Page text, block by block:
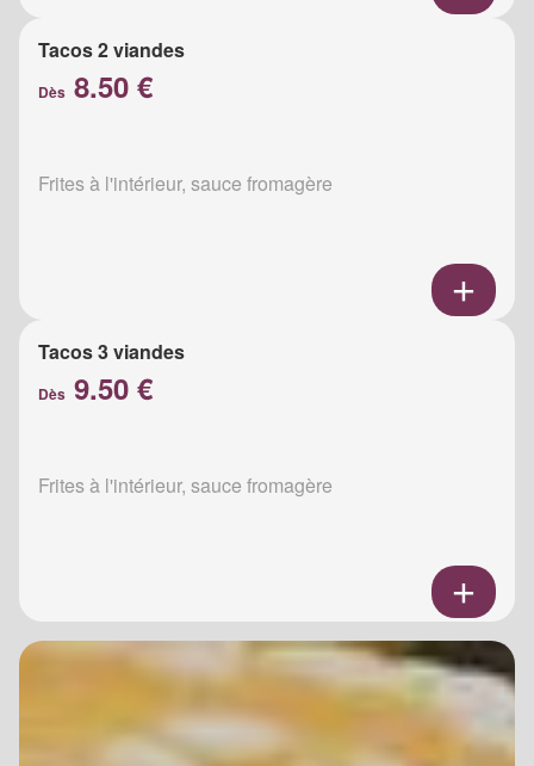
Tacos 2 viandes
Dès 8.50 €
Frites à l'intérieur, sauce fromagère
Tacos 3 viandes
Dès 9.50 €
Frites à l'intérieur, sauce fromagère